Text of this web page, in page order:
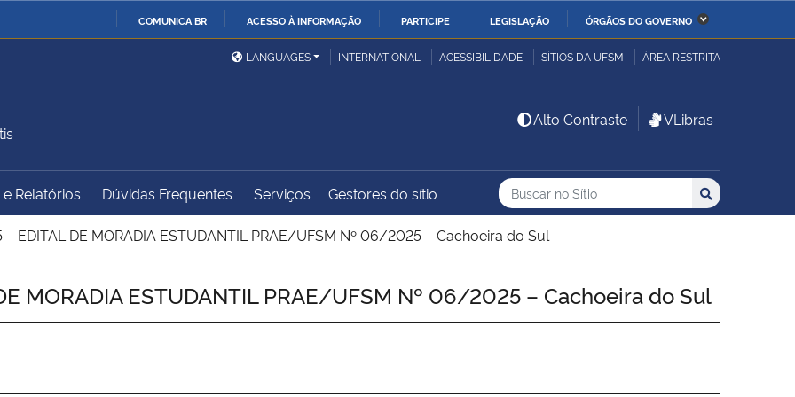
COMUNICA BR ACESSO À INFORMAÇÃO PARTICIPE LEGISLAÇÃO ÓRGÃOS DO GOVERNO
Ministério da Defesa
Ministério das Relações
Exteriores
Ministério da Economia Ministério da Infraestrutura
Ministério da Ciência,
Tecnologia, Inovações e
Ministério do
Desenvolvimento Regional
Controladoria-Geral da
União
Ministério da Mulher, da
Família e dos Direitos
Advocacia-Geral da União Banco Central do Brasil Planalto
LANGUAGES INTERNATIONAL ACESSIBILIDADE SÍTIOS DA UFSM ÁREA RESTRITA
Alto Contraste VLibras
Relatórios Dúvidas Frequentes Serviços Gestores do sítio Busca
Buscar no no Sítio
Busca: Buscar
EDITAL DE MORADIA ESTUDANTIL PRAE/UFSM Nº 06/2025 – Cachoeira do Sul
MORADIA ESTUDANTIL PRAE/UFSM Nº 06/2025 – Cachoeira do Sul